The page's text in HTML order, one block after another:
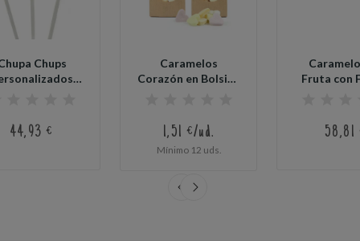
Chups
44,93 €
Caramelos
Corazón en Bolsita
1,51 €/ud.
Mínimo 12 uds.
Fruta con
58,81